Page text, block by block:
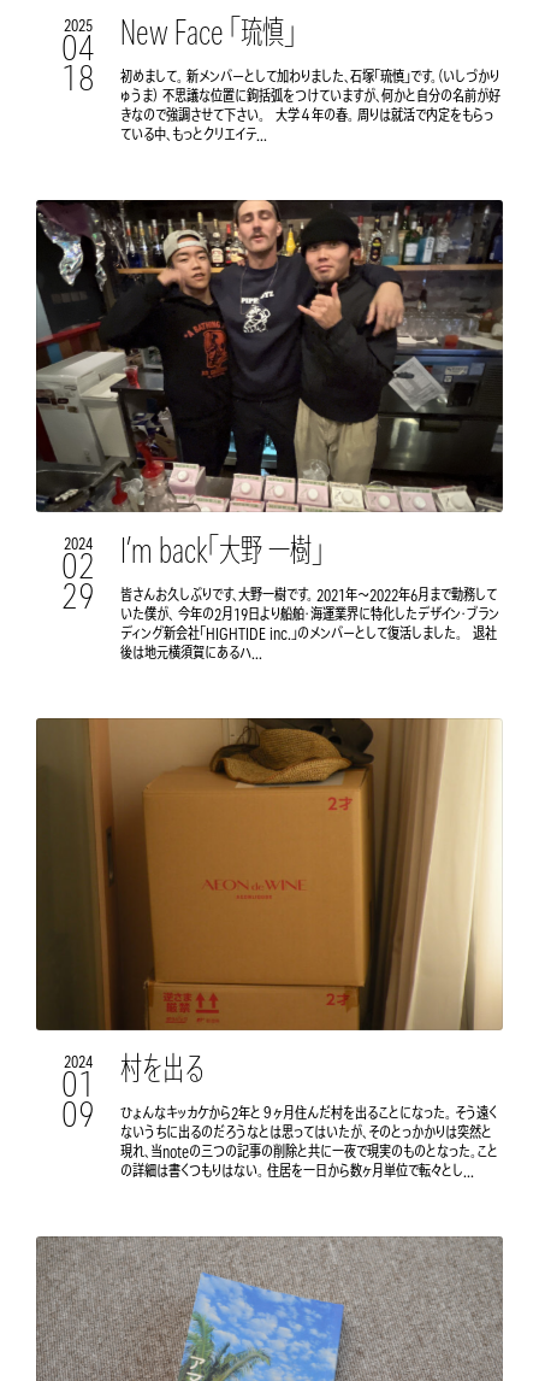
2025
04
18
New Face 「琉慎」
初めまして。 新メンバーとして加わりました、石塚「琉慎」です。（いしづかり
ゅうま） 不思議な位置に鉤括弧をつけていますが、何かと自分の名前が好
きなので強調させて下さい。 大学４年の春。 周りは就活で内定をもらっ
ている中、もっとクリエイテ...
2024
02
29
I’m back「大野 一樹」
皆さんお久しぶりです、大野一樹です。 2021年〜2022年6月まで勤務して
いた僕が、 今年の2月19日より船舶・海運業界に特化したデザイン・ブラン
ディング新会社「HIGHTIDE inc.」のメンバーとして復活しました。 退社
後は地元横須賀にあるハ...
2024
01
09
村を出る
ひょんなキッカケから2年と９ヶ月住んだ村を出ることになった。 そう遠く
ないうちに出るのだろうなとは思ってはいたが、そのとっかかりは突然と
現れ、当noteの三つの記事の削除と共に一夜で現実のものとなった。こと
の詳細は書くつもりはない。 住居を一日から数ヶ月単位で転々とし...